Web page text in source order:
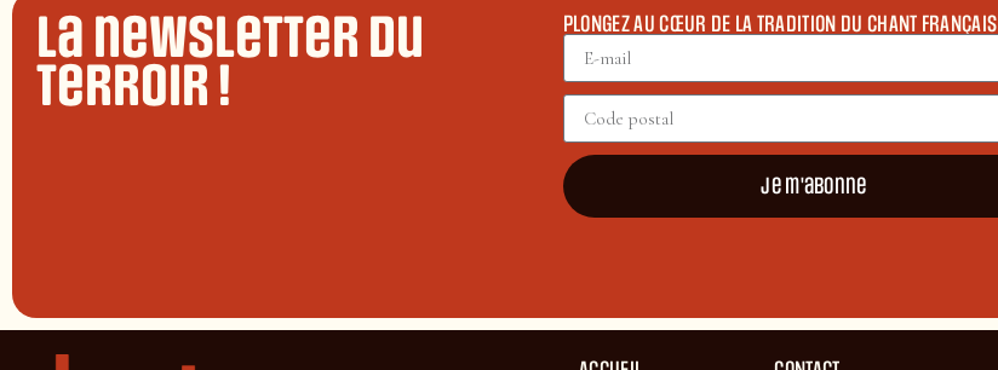
La newsletter du
terroir !
PLONGEZ AU CŒUR DE LA TRADITION DU CHANT FRANÇAIS
Je m'abonne